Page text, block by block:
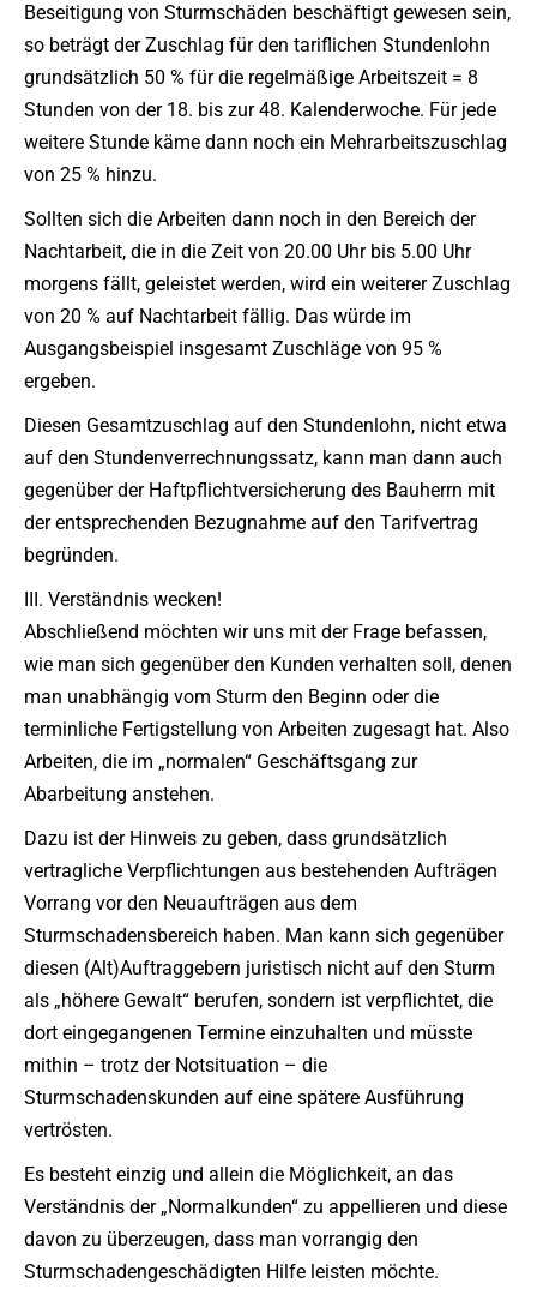
Beseitigung von Sturmschäden beschäftigt gewesen sein,
so beträgt der Zuschlag für den tariflichen Stundenlohn
grundsätzlich 50 % für die regelmäßige Arbeitszeit = 8
Stunden von der 18. bis zur 48. Kalenderwoche. Für jede
weitere Stunde käme dann noch ein Mehrarbeitszuschlag
von 25 % hinzu.
Sollten sich die Arbeiten dann noch in den Bereich der
Nachtarbeit, die in die Zeit von 20.00 Uhr bis 5.00 Uhr
morgens fällt, geleistet werden, wird ein weiterer Zuschlag
von 20 % auf Nachtarbeit fällig. Das würde im
Ausgangsbeispiel insgesamt Zuschläge von 95 %
ergeben.
Diesen Gesamtzuschlag auf den Stundenlohn, nicht etwa
auf den Stundenverrechnungssatz, kann man dann auch
gegenüber der Haftpflichtversicherung des Bauherrn mit
der entsprechenden Bezugnahme auf den Tarifvertrag
begründen.
III. Verständnis wecken!
Abschließend möchten wir uns mit der Frage befassen,
wie man sich gegenüber den Kunden verhalten soll, denen
man unabhängig vom Sturm den Beginn oder die
terminliche Fertigstellung von Arbeiten zugesagt hat. Also
Arbeiten, die im „normalen“ Geschäftsgang zur
Abarbeitung anstehen.
Dazu ist der Hinweis zu geben, dass grundsätzlich
vertragliche Verpflichtungen aus bestehenden Aufträgen
Vorrang vor den Neuaufträgen aus dem
Sturmschadensbereich haben. Man kann sich gegenüber
diesen (Alt)Auftraggebern juristisch nicht auf den Sturm
als „höhere Gewalt“ berufen, sondern ist verpflichtet, die
dort eingegangenen Termine einzuhalten und müsste
mithin – trotz der Notsituation – die
Sturmschadenskunden auf eine spätere Ausführung
vertrösten.
Es besteht einzig und allein die Möglichkeit, an das
Verständnis der „Normalkunden“ zu appellieren und diese
davon zu überzeugen, dass man vorrangig den
Sturmschadengeschädigten Hilfe leisten möchte.